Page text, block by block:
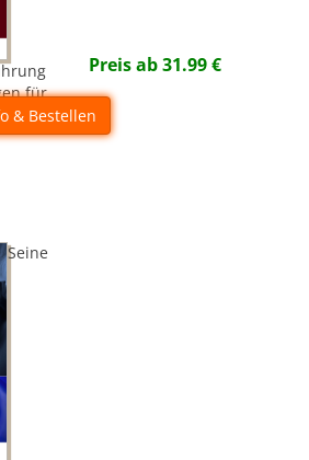
für
Preis ab31.99€
& Bestellen
Seine